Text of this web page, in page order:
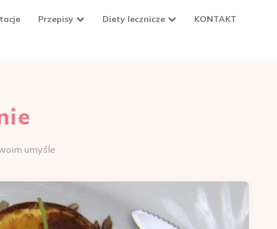
Przepisy Diety lecznicze KONTAKT
umyśle